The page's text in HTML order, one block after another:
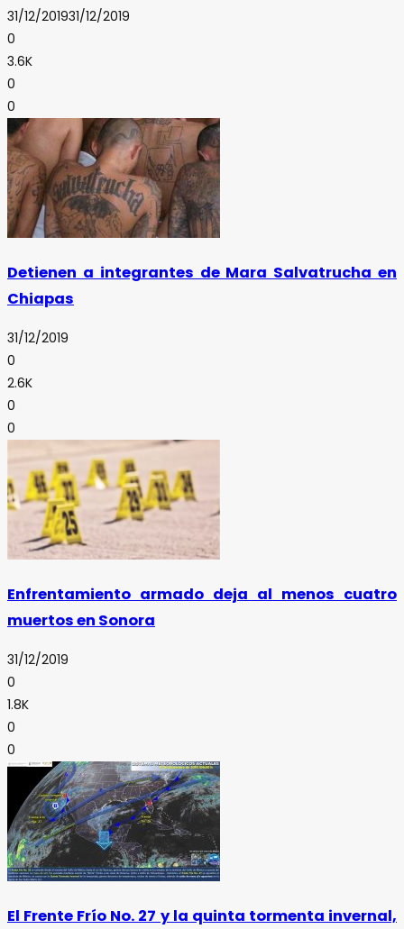
31/12/201931/12/2019
0
3.6K
0
0
Detienen a integrantes de Mara Salvatrucha en
Chiapas
31/12/2019
0
2.6K
0
0
Enfrentamiento armado deja al menos cuatro
muertos en Sonora
31/12/2019
0
1.8K
0
0
El Frente Frío No. 27 y la quinta tormenta invernal,